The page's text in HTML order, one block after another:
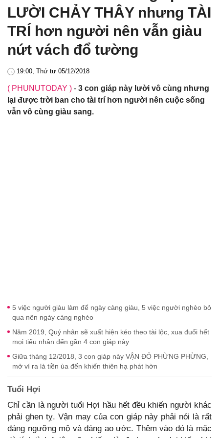
LƯỜI CHẢY THÂY nhưng TÀI
TRÍ hơn người nên vẫn giàu
nứt vách đổ tường
19:00, Thứ tư 05/12/2018
( PHUNUTODAY ) - 3 con giáp này lười vô cùng nhưng
lại được trời ban cho tài trí hơn người nên cuộc sống
vẫn vô cùng giàu sang.
5 việc người giàu làm để ngày càng giàu, 5 việc người nghèo bỏ
qua nên ngày càng nghèo
Năm 2019, Quý nhân sẽ xuất hiện kéo theo tài lộc, xua đuổi hết
mọi tiểu nhân đến gần 4 con giáp này
Giữa tháng 12/2018, 3 con giáp này VẬN ĐỎ PHỪNG PHỪNG,
mở ví ra là tiền ùa đến khiến thiên hạ phát hờn
Tuổi Hợi
Chỉ cần là người tuổi Hợi hầu hết đều khiến người khác
phải ghen tỵ. Vận may của con giáp này phải nói là rất
đáng ngưỡng mộ và đáng ao ước. Thêm vào đó là mặc